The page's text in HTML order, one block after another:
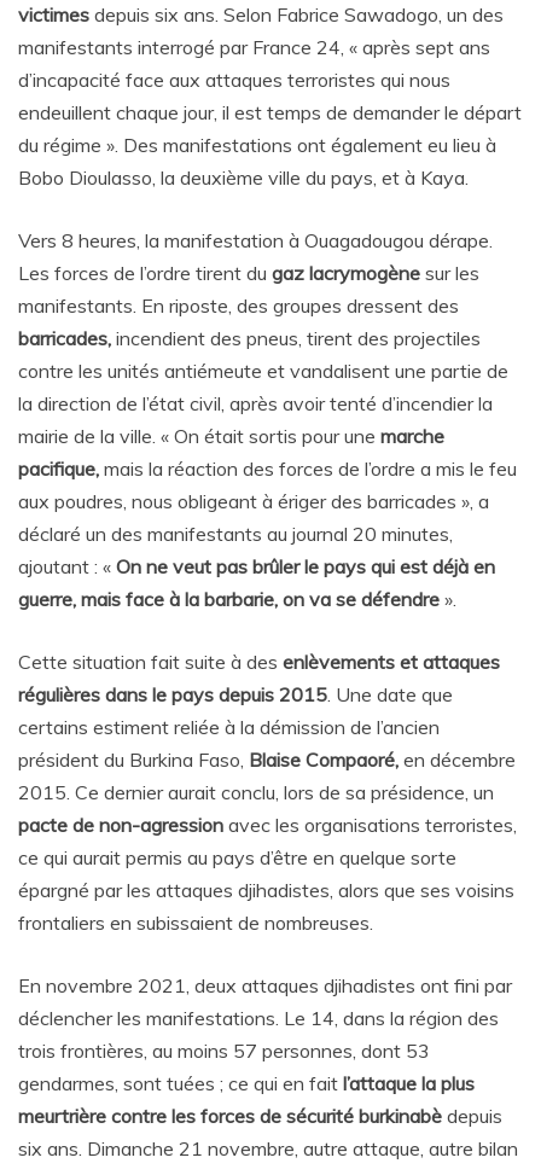
victimes depuis six ans. Selon Fabrice Sawadogo, un des
manifestants interrogé par France 24, « après sept ans
d’incapacité face aux attaques terroristes qui nous
endeuillent chaque jour, il est temps de demander le départ
du régime ». Des manifestations ont également eu lieu à
Bobo Dioulasso, la deuxième ville du pays, et à Kaya.
Vers 8 heures, la manifestation à Ouagadougou dérape.
Les forces de l’ordre tirent du gaz lacrymogène sur les
manifestants. En riposte, des groupes dressent des
barricades, incendient des pneus, tirent des projectiles
contre les unités antiémeute et vandalisent une partie de
la direction de l’état civil, après avoir tenté d’incendier la
mairie de la ville. « On était sortis pour une marche
pacifique, mais la réaction des forces de l’ordre a mis le feu
aux poudres, nous obligeant à ériger des barricades », a
déclaré un des manifestants au journal 20 minutes,
ajoutant : « On ne veut pas brûler le pays qui est déjà en
guerre, mais face à la barbarie, on va se défendre ».
Cette situation fait suite à des enlèvements et attaques
régulières dans le pays depuis 2015 . Une date que
certains estiment reliée à la démission de l’ancien
président du Burkina Faso, Blaise Compaoré, en décembre
2015. Ce dernier aurait conclu, lors de sa présidence, un
pacte de non-agression avec les organisations terroristes,
ce qui aurait permis au pays d’être en quelque sorte
épargné par les attaques djihadistes, alors que ses voisins
frontaliers en subissaient de nombreuses.
En novembre 2021, deux attaques djihadistes ont fini par
déclencher les manifestations. Le 14, dans la région des
trois frontières, au moins 57 personnes, dont 53
gendarmes, sont tuées ; ce qui en fait l’attaque la plus
meurtrière contre les forces de sécurité burkinabè depuis
six ans. Dimanche 21 novembre, autre attaque, autre bilan